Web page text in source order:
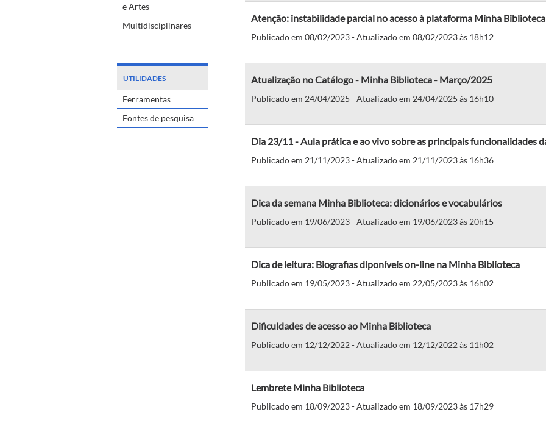
e Artes
Multidisciplinares
UTILIDADES
Ferramentas
Fontes de pesquisa
Atenção: instabilidade parcial no acesso à plataforma Minha Biblioteca
Publicado em 08/02/2023 - Atualizado em 08/02/2023 às 18h12
Atualização no Catálogo - Minha Biblioteca - Março/2025
Publicado em 24/04/2025 - Atualizado em 24/04/2025 às 16h10
Dia 23/11 - Aula prática e ao vivo sobre as principais funcionalidades
Publicado em 21/11/2023 - Atualizado em 21/11/2023 às 16h36
Dica da semana Minha Biblioteca: dicionários e vocabulários
Publicado em 19/06/2023 - Atualizado em 19/06/2023 às 20h15
Dica de leitura: Biografias diponíveis on-line na Minha Biblioteca
Publicado em 19/05/2023 - Atualizado em 22/05/2023 às 16h02
Dificuldades de acesso ao Minha Biblioteca
Publicado em 12/12/2022 - Atualizado em 12/12/2022 às 11h02
Lembrete Minha Biblioteca
Publicado em 18/09/2023 - Atualizado em 18/09/2023 às 17h29